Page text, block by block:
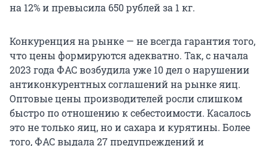
на 12% и превысила 650 рублей за 1 кг.
Конкуренция на рынке — не всегда гарантия того,
что цены формируются адекватно. Так, с начала
2023 года ФАС возбудила уже 10 дел о нарушении
антиконкурентных соглашений на рынке яиц.
Оптовые цены производителей росли слишком
быстро по отношению к себестоимости. Касалось
это не только яиц, но и сахара и курятины. Более
того, ФАС выдала 27 предупреждений и